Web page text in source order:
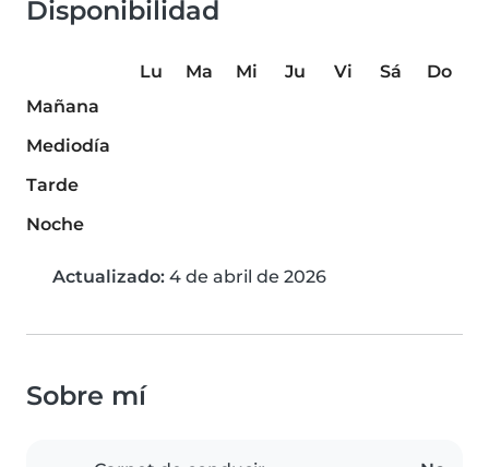
Disponibilidad
Lu Ma Mi Ju Vi Sá
Do
Mañana
Mediodía
Tarde
Noche
Actualizado: 4 de abril de 2026
Sobre mí